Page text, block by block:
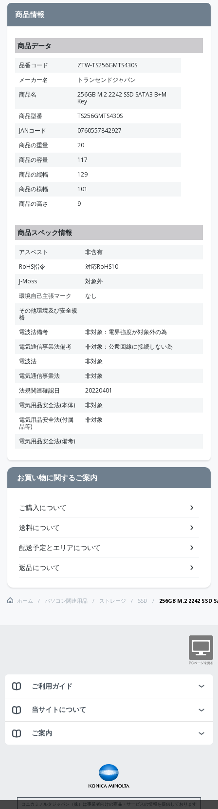
商品情報
商品データ
品番コード
ZTW-TS256GMTS430S
メーカー名
トランセンドジャパン
商品名
256GB M.2 2242 SSD SATA3 B+M
Key
商品型番
TS256GMTS430S
JANコード
0760557842927
商品の重量
20
商品の容量
117
商品の縦幅
129
商品の横幅
101
商品の高さ
9
商品スペック情報
アスベスト
非含有
RoHS指令
対応RoHS10
J-Moss
対象外
環境自己主張マーク
なし
その他環境及び安全規
格
電波法備考
非対象：電界強度が対象外の為
電気通信事業法備考
非対象：公衆回線に接続しない為
電波法
非対象
電気通信事業法
非対象
法規関連確認日
20220401
電気用品安全法(本体)
非対象
電気用品安全法(付属
品等)
非対象
電気用品安全法(備考)
お買い物に関するご案内
ご購入について
送料について
配送予定とエリアについて
返品について
ホーム パソコン関連用品 ストレージ SSD 256GB M.2 2242 SSD
ご利用ガイド
当サイトについて
ご案内
コニカミノルタジャパン（株）は事業者向けの商品・サービスの情報を提供しております